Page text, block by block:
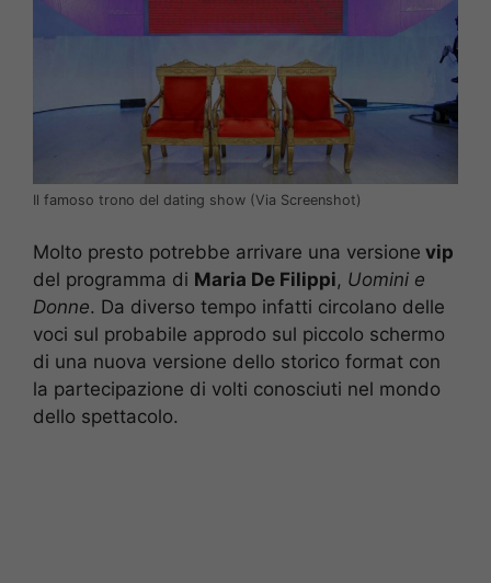
Il famoso trono del dating show (Via Screenshot)
Molto presto potrebbe arrivare una versione vip
del programma di Maria De Filippi, Uomini e
Donne. Da diverso tempo infatti circolano delle
voci sul probabile approdo sul piccolo schermo
di una nuova versione dello storico format con
la partecipazione di volti conosciuti nel mondo
dello spettacolo.